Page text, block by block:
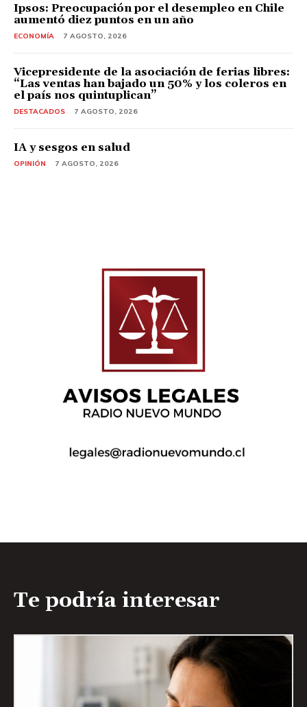
Ipsos: Preocupación por el desempleo en Chile
aumentó diez puntos en un año
ECONOMÍA 7 AGOSTO, 2026
Vicepresidente de la asociación de ferias libres:
“Las ventas han bajado un 50% y los coleros en
el país nos quintuplican”
DESTACADOS 7 AGOSTO, 2026
IA y sesgos en salud
OPINIÓN 7 AGOSTO, 2026
Te podría interesar